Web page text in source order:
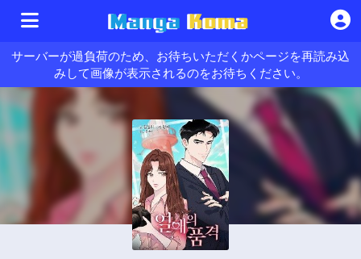
サーバーが過負荷のため、お待ちいただくかページを再読み込
みして画像が表示されるのをお待ちください。